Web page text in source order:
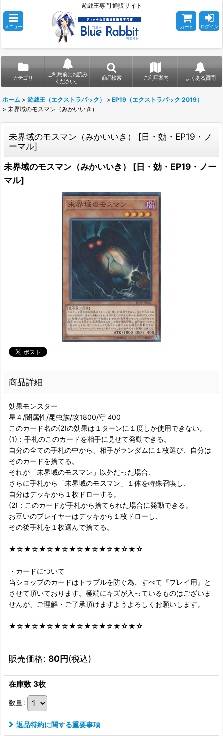
遊戯王専門 通販サイト
メニュー カート ログイン
カテゴリ
ご利用前にお読み
ください。
商品検索 ご利用案内 よくある質問
ホーム > 遊戯王（エクストラパック） > EP19（エクストラパック 2019）
> 未界域のモスマン（みかいいき）
未界域のモスマン（みかいいき） [日・効・EP19・ノ
ーマル]
未界域のモスマン（みかいいき）
[日・効・EP19・ノー
マル]
商品詳細
効果モンスター
星４/闇属性/昆虫族/攻1800/守 400
このカード名の(2)の効果は１ターンに１度しか使用できない。
(1)：手札のこのカードを相手に見せて発動できる。
自分の全ての手札の中から、相手がランダムに１枚選び、自分は
そのカードを捨てる。
それが「未界域のモスマン」以外だった場合、
さらに手札から「未界域のモスマン」１体を特殊召喚し、
自分はデッキから１枚ドローする。
(2)：このカードが手札から捨てられた場合に発動できる。
お互いのプレイヤーはデッキから１枚ドローし、
その後手札を１枚選んで捨てる。
★☆★☆★☆★☆★☆★☆★☆★☆★☆
・カードについて
当ショップのカードはトラブルを防ぐ為、すべて『プレイ用』と
させて頂いております。極端にキズが入っているものはございま
せんが、ご理解・ご了承頂けますようよろしくお願いします。
★☆★☆★☆★☆★☆★☆★☆★☆★☆
販売価格: 80円(税込)
在庫数 3枚
数量:
返品特約に関する重要事項